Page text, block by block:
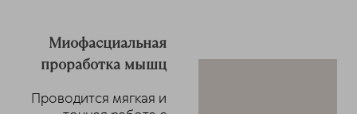
Миофасциальная
проработка мышц
Проводится мягкая и